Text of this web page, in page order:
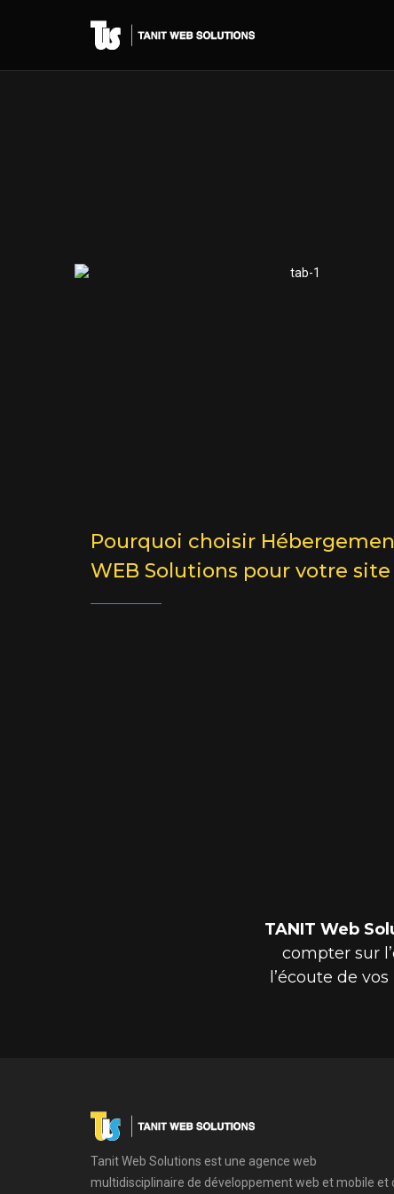
Pourquoi choisir
WEB Solutions pour votre site
TANIT Web
compter sur
l’écoute de
Tanit Web Solutions est une agence web
multidisciplinaire de développement web et mobile et